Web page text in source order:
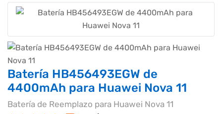
Batería HB456493EGW de
4400mAh para Huawei Nova 11
Batería de Reemplazo para Huawei Nova 11